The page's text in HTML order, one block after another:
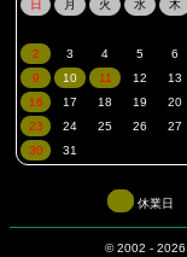
休業日
© 2002 - 2026